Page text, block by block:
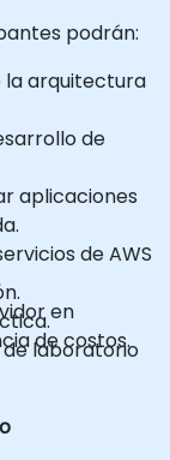
podrán:
la arquitectura
de
aplicaciones
de AWS
en
de costos.
laboratorio